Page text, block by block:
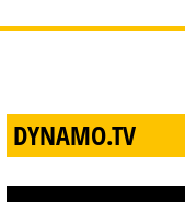
DYNAMO.TV